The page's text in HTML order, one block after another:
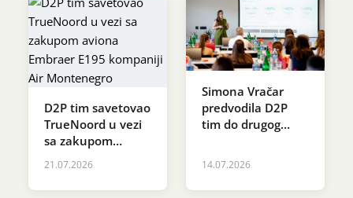
D2P tim savetovao
TrueNoord u vezi
sa zakupom
aviona Embraer
Montenegro
21.07.2026
Simona Vračar
predvodila D2P
tim do drugog
SDG Innovation
14.07.2026